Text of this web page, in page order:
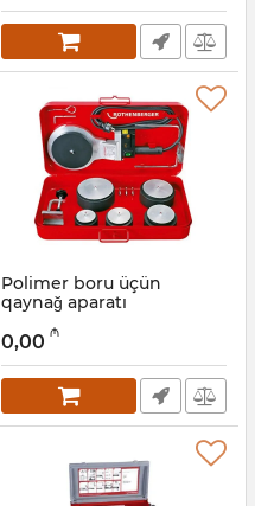
Polimer boru üçün
qaynağ aparatı
125 - 55546
Artikul: 044001056
0,00 ₼